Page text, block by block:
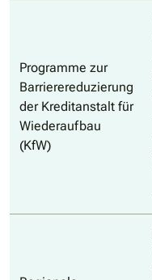
Programme zur
Barrierereduzierung
der Kreditanstalt für
Wiederaufbau
(KfW)